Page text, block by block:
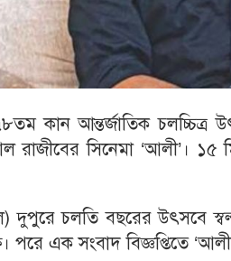
কান আন্তর্জাতিক চলচ্চিত্র
রাজীবের সিনেমা ‘আলী’। ১৫
দুপুরে চলতি বছরের উৎসবে
পরে এক সংবাদ বিজ্ঞপ্তিতে